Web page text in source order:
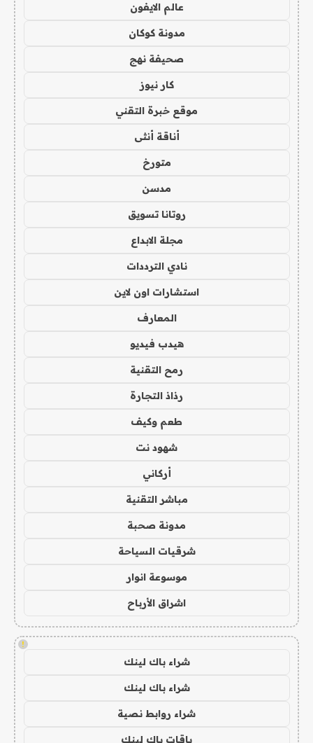
عالم الايفون
مدونة كوكان
صحيفة نهج
كار نيوز
موقع خبرة التقني
أناقة أنثى
متورخ
مدسن
روتانا تسويق
مجلة الابداع
نادي الترددات
استشارات اون لاين
المعارف
هيدب فيديو
رمح التقنية
رذاذ التجارة
طعم وكيف
شهود نت
أركاني
مباشر التقنية
مدونة صحبة
شرقيات السياحة
موسوعة انوار
اشراق الأرباح
!
شراء باك لينك
شراء باك لينك
شراء روابط نصية
باقات باك لينك